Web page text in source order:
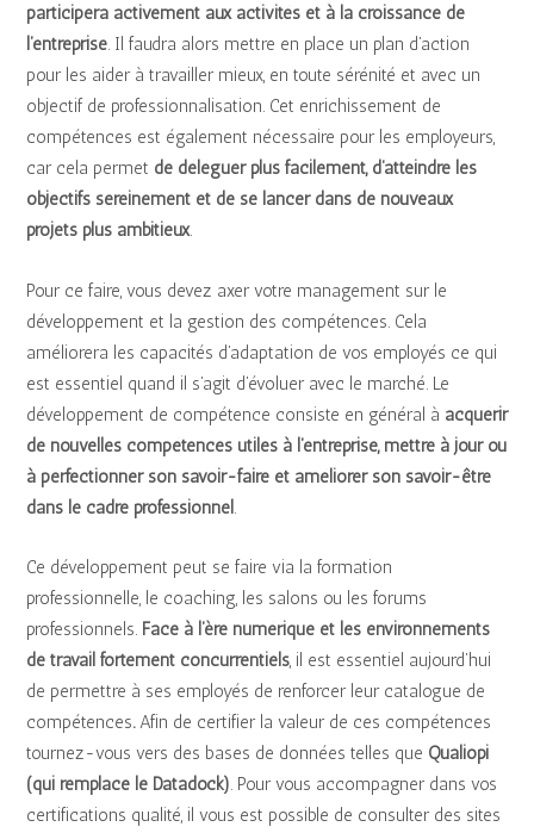
participera activement aux activités et à la croissance de
l’entreprise. Il faudra alors mettre en place un plan d’action
pour les aider à travailler mieux, en toute sérénité et avec un
objectif de professionnalisation. Cet enrichissement de
compétences est également nécessaire pour les employeurs,
car cela permet de déléguer plus facilement, d’atteindre les
objectifs sereinement et de se lancer dans de nouveaux
projets plus ambitieux.
Pour ce faire, vous devez axer votre management sur le
développement et la gestion des compétences. Cela
améliorera les capacités d’adaptation de vos employés ce qui
est essentiel quand il s’agit d’évoluer avec le marché. Le
développement de compétence consiste en général à acquérir
de nouvelles compétences utiles à l’entreprise, mettre à jour ou
à perfectionner son savoir-faire et améliorer son savoir-être
dans le cadre professionnel
Ce développement peut se faire via la formation
professionnelle, le coaching, les salons ou les forums
professionnels. Face à l’ère numérique et les environnements
de travail fortement concurrentiels, il est essentiel aujourd’hui
de permettre à ses employés de renforcer leur catalogue de
compétences.Afin de certifier la valeur de ces compétences
tournez-vous vers des bases de données telles que Qualiopi
(qui remplace le Datadock). Pour vous accompagner dans vos
certifications qualité, il vous est possible de consulter des sites